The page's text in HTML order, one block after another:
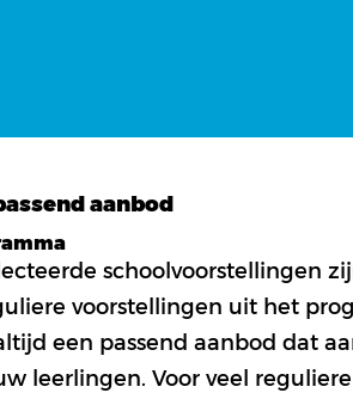
aanbod
schoolvoorstellingen
voorstellingen uit het
een passend aanbod dat
leerlingen. Voor veel